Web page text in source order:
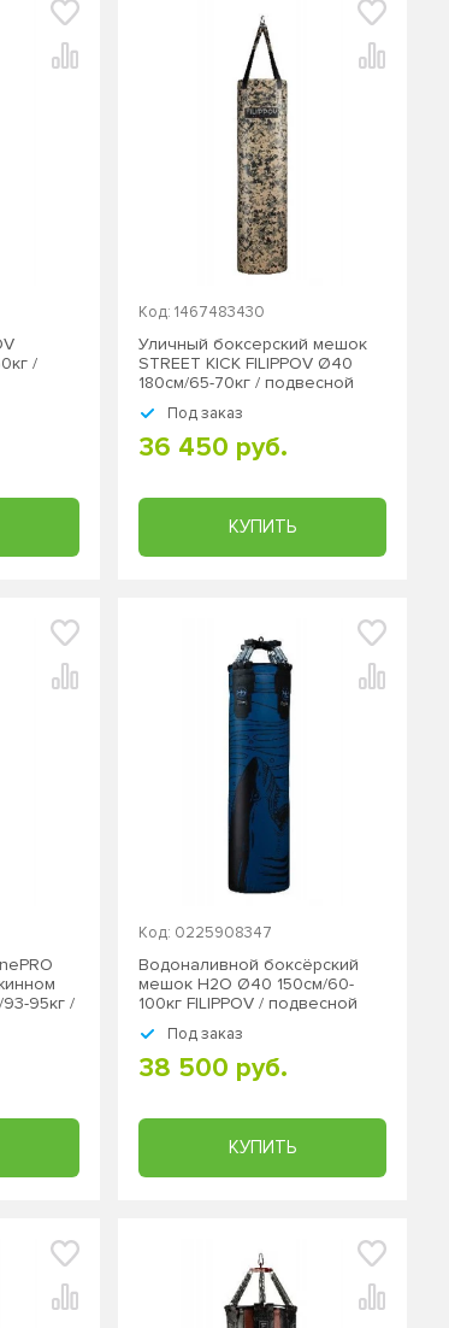
/
Код: 1467483430
Уличный боксерский мешок
STREET KICK FILIPPOV Ø40
180см/65-70кг / подвесной
Под заказ
36 450 руб.
КУПИТЬ
95кг /
Код: 0225908347
Водоналивной боксёрский
мешок H2O Ø40 150см/60-
100кг FILIPPOV / подвесной
Под заказ
38 500 руб.
КУПИТЬ